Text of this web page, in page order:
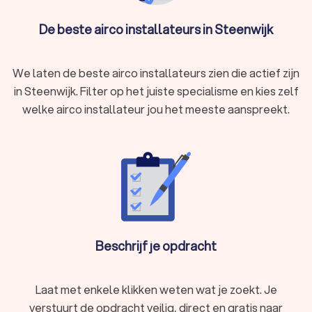
Een gecertificeerde airco-installateur in Steenwijk zorgt voor
een naadloze installatie van je airconditioning. Gaat het om
een monoblock airco, split-unit airco of een multi-split
systeem? Een ervaren airco-monteur uit Steenwijk plaatst elk
Airco installatie voor bedrijven in Steenwijk
Naast particuliere airco-installaties bieden veel airco-
leveranciers in Steenwijk ook airconditioning-oplossingen
voor kantoren, winkels en bedrijfspanden. Een goed
geïnstalleerd centraal aircosysteem zorgt niet alleen voor
een aangenaam werkklimaat, maar verhoogt de productiviteit
De beste airco installateurs in Steenwijk
We laten de beste airco installateurs zien die actief zijn
in Steenwijk. Filter op het juiste specialisme en kies zelf
welke airco installateur jou het meeste aanspreekt.
Beschrijf je opdracht
Laat met enkele klikken weten wat je zoekt. Je
verstuurt de opdracht veilig, direct en gratis naar